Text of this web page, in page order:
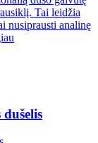
Tai leidžia
nusiprausti analinę